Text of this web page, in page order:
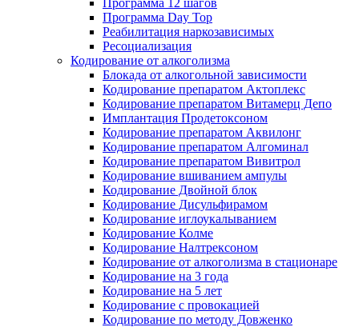
Программа 12 шагов
Программа Day Top
Реабилитация наркозависимых
Ресоциализация
Кодирование от алкоголизма
Блокада от алкогольной зависимости
Кодирование препаратом Актоплекс
Кодирование препаратом Витамерц Депо
Имплантация Продетоксоном
Кодирование препаратом Аквилонг
Кодирование препаратом Алгоминал
Кодирование препаратом Вивитрол
Кодирование вшиванием ампулы
Кодирование Двойной блок
Кодирование Дисульфирамом
Кодирование иглоукалыванием
Кодирование Колме
Кодирование Налтрексоном
Кодирование от алкоголизма в стационаре
Кодирование на 3 года
Кодирование на 5 лет
Кодирование с провокацией
Кодирование по методу Довженко